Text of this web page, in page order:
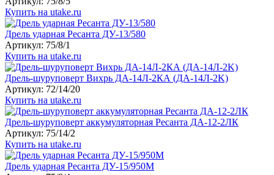
Купить на utake.ru
Дрель ударная Ресанта ДУ-13/580
Артикул: 75/8/1
Купить на utake.ru
Дрель-шуруповерт Вихрь ДА-14Л-2КА (ДА-14Л-2K)
Артикул: 72/14/20
Купить на utake.ru
Дрель-шуруповерт аккумуляторная Ресанта ДА-12-2ЛК
Артикул: 75/14/2
Купить на utake.ru
Дрель ударная Ресанта ДУ-15/950М